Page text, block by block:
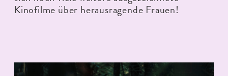
Kinofilme über herausragende Frauen!